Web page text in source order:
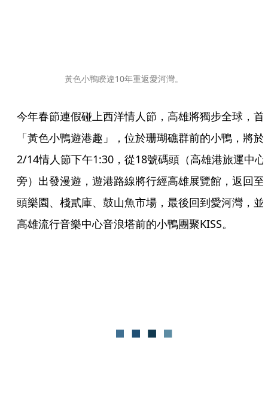
黃色小鴨睽違10年重返愛河灣。
今年春節連假碰上西洋情人節，高雄將獨步全球，首
「黃色小鴨遊港趣」，位於珊瑚礁群前的小鴨，將於
2/14情人節下午1:30，從18號碼頭（高雄港旅運中心
旁）出發漫遊，遊港路線將行經高雄展覽館，返回至
頭樂園、棧貳庫、鼓山魚市場，最後回到愛河灣，並
高雄流行音樂中心音浪塔前的小鴨團聚KISS。